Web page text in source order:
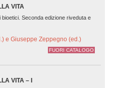
VITA
Seconda edizione riveduta e
e Giuseppe Zeppegno (ed.)
FUORI CATALOGO
VITA – I